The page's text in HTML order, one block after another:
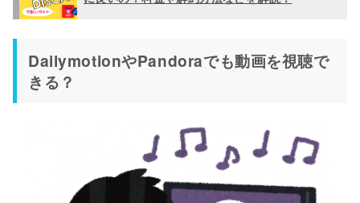
DailymotionやPandoraでも動画を視聴で
きる？